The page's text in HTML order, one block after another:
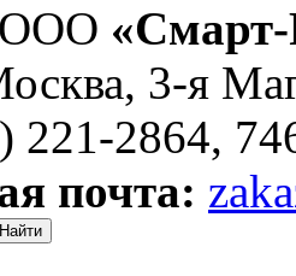
ООО
3-я
221-2864,
почта:
Найти